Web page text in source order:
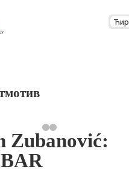
Ћир
Zubanović: